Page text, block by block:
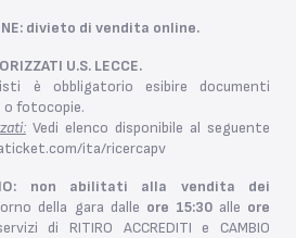
divieto di vendita online.
U.S. LECCE.
è obbligatorio esibire documenti
o fotocopie.
Vedi elenco disponibile al seguente
ita/ricercapv
non abilitati alla vendita dei
della gara dalle ore 15:30 alle ore
di RITIRO ACCREDITI e CAMBIO